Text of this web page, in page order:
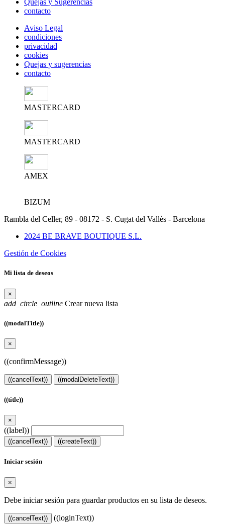
Quejas y Sugerencias
contacto
Aviso Legal
condiciones
privacidad
cookies
Quejas y sugerencias
contacto
MASTERCARD
MASTERCARD
AMEX
BIZUM
Rambla del Celler, 89 - 08172 - S. Cugat del Vallès - Barcelona
2024 BE BRAVE BOUTIQUE S.L.
Gestión de Cookies
Mi lista de deseos
×
add_circle_outline Crear nueva lista
((modalTitle))
×
((confirmMessage))
((cancelText)) ((modalDeleteText))
((title))
×
((label))
((cancelText)) ((createText))
Iniciar sesión
×
Debe iniciar sesión para guardar productos en su lista de deseos.
((cancelText)) ((loginText))